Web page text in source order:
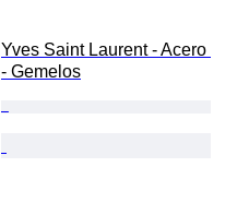
Yves Saint Laurent - Acero
- Gemelos